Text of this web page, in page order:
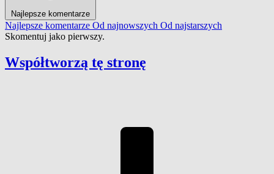
Najlepsze komentarze
Najlepsze komentarze Od najnowszych Od najstarszych
Skomentuj jako pierwszy.
Współtworzą tę stronę